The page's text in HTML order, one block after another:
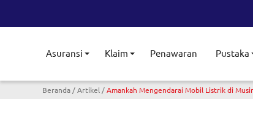
Asuransi
Toggle submenu
Klaim
Toggle submenu
Penawaran Pustaka
Breadcrumb
Beranda Artikel Amankah Mengendarai Mobil Listrik di